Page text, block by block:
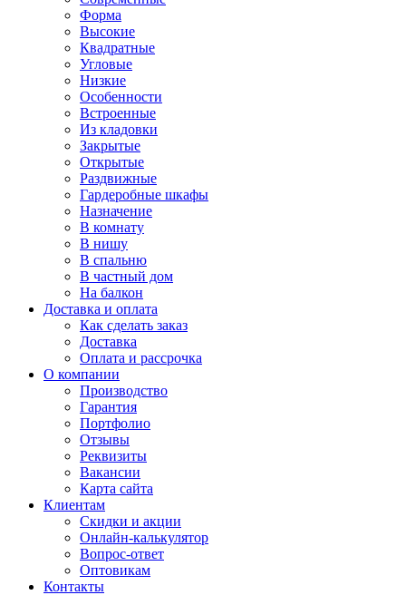
Форма
Высокие
Квадратные
Угловые
Низкие
Особенности
Встроенные
Из кладовки
Закрытые
Открытые
Раздвижные
Гардеробные шкафы
Назначение
В комнату
В нишу
В спальню
В частный дом
На балкон
Доставка и оплата
Как сделать заказ
Доставка
Оплата и рассрочка
О компании
Производство
Гарантия
Портфолио
Отзывы
Реквизиты
Вакансии
Карта сайта
Клиентам
Скидки и акции
Онлайн-калькулятор
Вопрос-ответ
Оптовикам
Контакты